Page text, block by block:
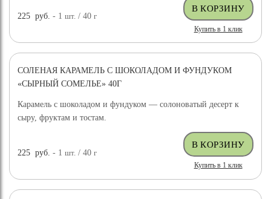
225 руб. - 1шт. / 40г
Купить в 1 клик
СОЛЕНАЯ КАРАМЕЛЬ С ШОКОЛАДОМ И ФУНДУКОМ
«СЫРНЫЙ СОМЕЛЬЕ» 40Г
Карамель с шоколадом и фундуком — солоноватый десерт к
сыру, фруктам и тостам.
225 руб. - 1шт. / 40г
Купить в 1 клик